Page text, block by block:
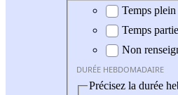
Durée hebdomadaire
Temps
Temps
Non
DURÉE HEBDOMADAIRE
Précisez la durée